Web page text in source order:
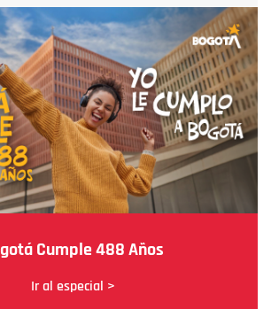
Cumple 488 Años
Ir al especial >